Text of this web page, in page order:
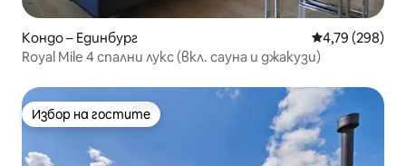
Кондо – Единбург Средна
4,79 (298)
Royal Mile 4 спални лукс (вкл. сауна и джакузи)
Избор на гостите
Избор на гостите